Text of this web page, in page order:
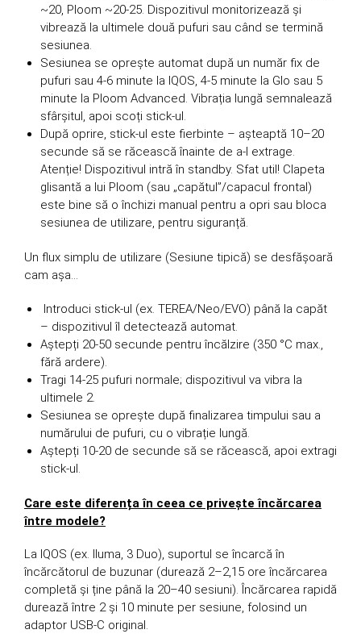
~20, Ploom ~20-25. Dispozitivul monitorizează și
vibrează la ultimele două pufuri sau când se termină
sesiunea.
Sesiunea se oprește automat după un număr fix de
pufuri sau 4-6 minute la IQOS, 4-5 minute la Glo sau 5
minute la Ploom Advanced. Vibrația lungă semnalează
sfârșitul, apoi scoți stick-ul.
După oprire, stick-ul este fierbinte – așteaptă 10–20
secunde să se răcească înainte de a-l extrage.
Atenție! Dispozitivul intră în standby. Sfat util! Clapeta
glisantă a lui Ploom (sau „capătul”/capacul frontal)
este bine să o închizi manual pentru a opri sau bloca
sesiunea de utilizare, pentru siguranță.
Un flux simplu de utilizare (Sesiune tipică) se desfășoară
cam așa…
Introduci stick-ul (ex. TEREA/Neo/EVO) până la capăt
– dispozitivul îl detectează automat.
Aștepți 20-50 secunde pentru încălzire (350 °C max.,
fără ardere).
Tragi 14-25 pufuri normale; dispozitivul va vibra la
ultimele 2.
Sesiunea se oprește după finalizarea timpului sau a
numărului de pufuri, cu o vibrație lungă.
Aștepți 10-20 de secunde să se răcească, apoi extragi
stick-ul.
Care este diferența în ceea ce privește încărcarea
între modele?
La IQOS (ex. Iluma, 3 Duo), suportul se încarcă în
încărcătorul de buzunar (durează 2–2,15 ore încărcarea
completă și ține până la 20–40 sesiuni). Încărcarea rapidă
durează între 2 și 10 minute per sesiune, folosind un
adaptor USB-C original.